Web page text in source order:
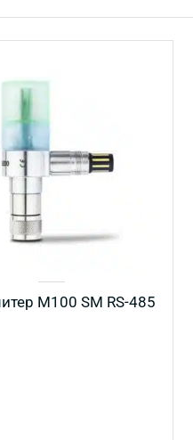
M100 SM RS-485